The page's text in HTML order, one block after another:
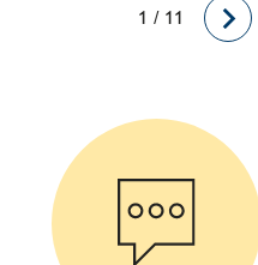
1
2
3
4
5
6
7
8
9
10
11 / 11 Framåt